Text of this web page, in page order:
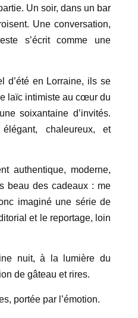
Un soir, dans un bar
Une conversation,
s’écrit comme une
d’été en Lorraine, ils se
laïc intimiste au cœur du
soixantaine d’invités.
chaleureux, et
authentique, moderne,
beau des cadeaux : me
imaginé une série de
et le reportage, loin
nuit, à la lumière du
de gâteau et rires.
portée par l’émotion.